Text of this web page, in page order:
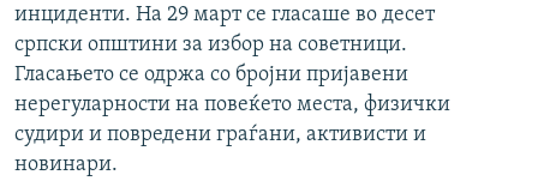
инциденти. На 29 март се гласаше во десет
српски општини за избор на советници.
Гласањето се одржа со бројни пријавени
нерегуларности на повеќето места, физички
судири и повредени граѓани, активисти и
новинари.